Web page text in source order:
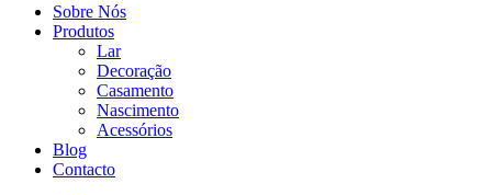
Sobre Nós
Produtos
Lar
Decoração
Casamento
Nascimento
Acessórios
Blog
Contacto